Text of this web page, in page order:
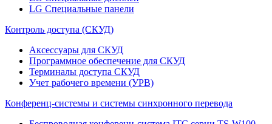
LG Специальные панели
Контроль доступа (СКУД)
Аксессуары для СКУД
Программное обеспечение для СКУД
Терминалы доступа СКУД
Учет рабочего времени (УРВ)
Конференц-системы и системы синхронного перевода